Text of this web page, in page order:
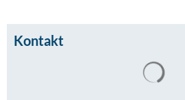
Kontakt